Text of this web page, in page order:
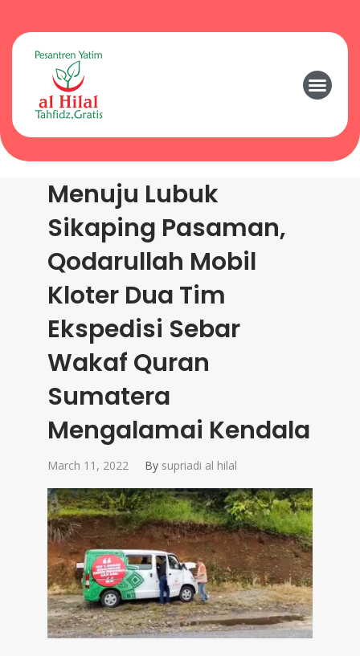
Menuju Lubuk
Sikaping Pasaman,
Qodarullah Mobil
Kloter Dua Tim
Ekspedisi Sebar
Wakaf Quran
Sumatera
Mengalamai Kendala
March 11, 2022 By supriadi al hilal